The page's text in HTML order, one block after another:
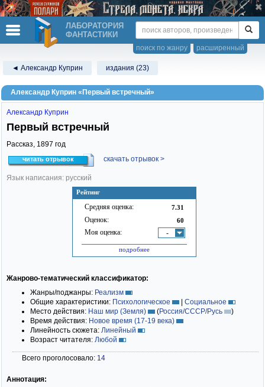
ЛАБОРАТОРИЯ
ФАНТАСТИКИ
расширенный
поиск по жанру
◄ Александр Куприн издания (23)
Александр Куприн «Первый встречный»
Рейтинг
Средняя оценка: 7.31
Оценок: 60
Моя оценка: -
подробнее
Александр Куприн
Первый встречный
Рассказ, 1897 год
читать отрывок скачать отрывок >
Язык написания: русский
Жанрово-тематический классификатор:
Жанры/поджанры: Реализм
Общие характеристики: Психологическое | Социальное
Место действия: Наш мир (Земля) (Россия/СССР/Русь
)
Время действия: Новое время (17-19 века)
Линейность сюжета: Линейный
Возраст читателя: Любой
Всего проголосовало: 14
Аннотация: